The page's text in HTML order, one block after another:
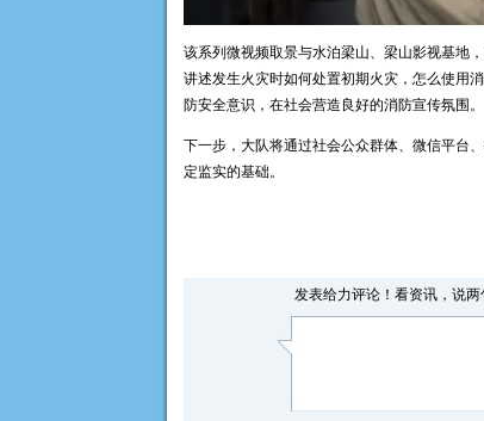
该系列微视频取景与水泊梁山、梁山影视基地
讲述发生火灾时如何处置初期火灾，怎么使用
防安全意识，在社会营造良好的消防宣传氛围。
下一步，大队将通过社会公众群体、微信平台
定监实的基础。
发表给力评论！看资讯，说两